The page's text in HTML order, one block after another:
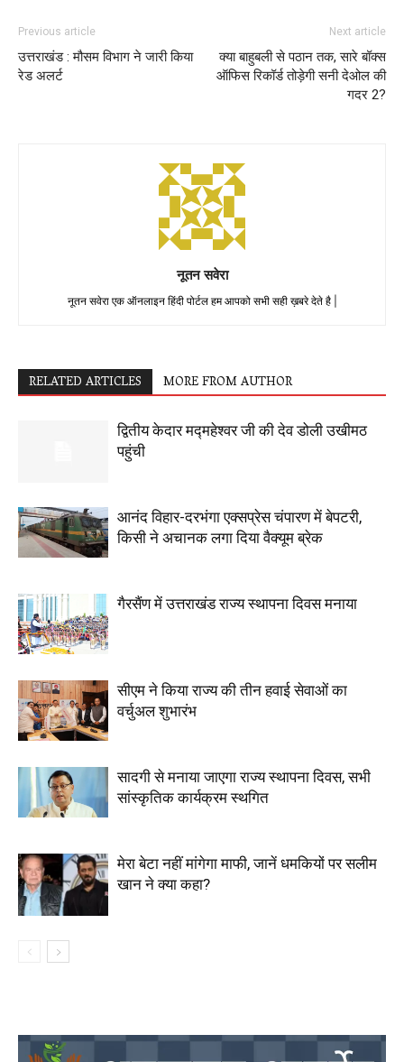
Previous article
उत्तराखंड : मौसम विभाग ने जारी किया
रेड अलर्ट
Next article
क्या बाहुबली से पठान तक, सारे बॉक्स
ऑफिस रिकॉर्ड तोड़ेगी सनी देओल की
गदर 2?
नूतन सवेरा
नूतन सवेरा एक ऑनलाइन हिंदी पोर्टल हम आपको सभी सही ख़बरे देते है |
RELATED ARTICLES MORE FROM AUTHOR
द्वितीय केदार मद्महेश्वर जी की देव डोली उखीमठ
पहुंची
आनंद विहार-दरभंगा एक्सप्रेस चंपारण में बेपटरी,
किसी ने अचानक लगा दिया वैक्यूम ब्रेक
गैरसैंण में उत्तराखंड राज्य स्थापना दिवस मनाया
सीएम ने किया राज्य की तीन हवाई सेवाओं का
वर्चुअल शुभारंभ
सादगी से मनाया जाएगा राज्य स्थापना दिवस, सभी
सांस्कृतिक कार्यक्रम स्थगित
मेरा बेटा नहीं मांगेगा माफी, जानें धमकियों पर सलीम
खान ने क्या कहा?